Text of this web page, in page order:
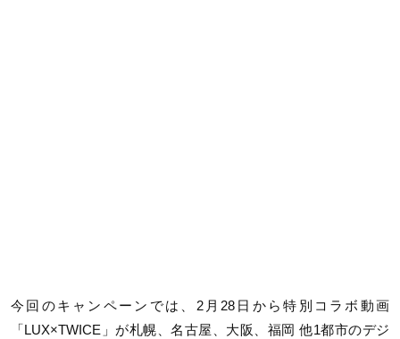
今回のキャンペーンでは、2月28日から特別コラボ動画
「LUX×TWICE」が札幌、名古屋、大阪、福岡 他1都市のデジ